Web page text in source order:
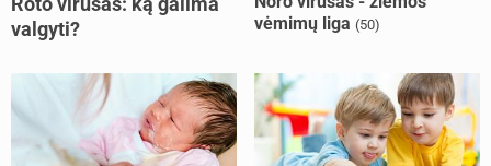
valgyti?
vėmimų liga (50)